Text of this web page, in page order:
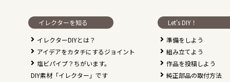
イレクターを知る
イレクターDIYとは？
アイデアをカタチにするジョイント
塩ビパイプ？ちがいます。
DIY素材「イレクター」です
Let's DIY！
準備をしよう
組み立てよう
作品を投稿しよう
純正部品の取付方法